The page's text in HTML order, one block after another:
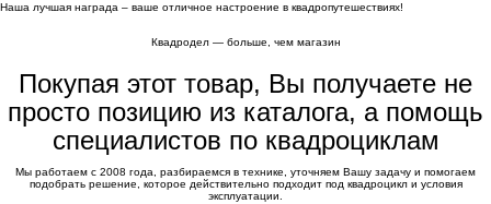
Наша лучшая награда – ваше отличное настроение в квадропутешествиях!
Квадродел — больше, чем магазин
Покупая этот товар, Вы получаете не
просто позицию из каталога, а помощь
специалистов по квадроциклам
Мы работаем с 2008 года, разбираемся в технике, уточняем Вашу задачу и помогаем
подобрать решение, которое действительно подходит под квадроцикл и условия
эксплуатации.